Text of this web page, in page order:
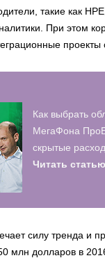
такие как
При этом
Как выбрать
МегаФона
скрытые
Читать
силу тренда и
млн долларов в